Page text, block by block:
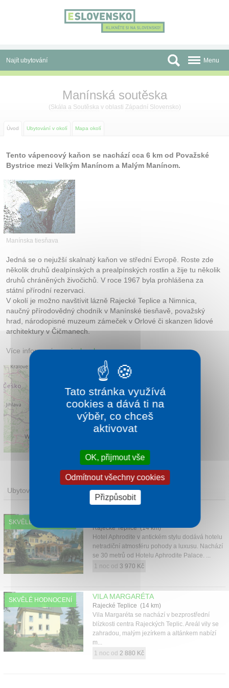
Najít ubytování
Slevy a Last Minute
Autobusové zájezdy
Před cestou
Atrakce
O nás
Kontakt
Menu
Manínská soutěska
(Skála a Soutěska v oblasti Západní Slovensko)
Úvod Ubytování v okolí Mapa okolí
Tento vápencový kaňon se nachází cca 6 km od Považské
Bystrice mezi Velkým Manínom a Malým Manínom.
Manínska tiesňava
Jedná se o nejužší skalnatý kaňon ve střední Evropě. Roste zde
několik druhů dealpínských a prealpínských rostlin a žije tu několik
druhů chráněných živočichů. V roce 1967 byla prohlášena za
státní přírodní rezervaci.
V okolí je možno navštívit lázně Rajecké Teplice a Nimnica,
naučný přírodovědný chodník v Manínské tiesňavě, považský
hrad, národopisné muzeum zámeček v Orlové či skanzen lidové
architektury v Čičmanech.
Více informací:maninska.sk
OpenStreetMapcontributors
Ubytování
SKVĚLÉ HODNOCENÍ
Rajecké Teplice (14 km)
Hotel Aphrodite v antickém stylu dodává hotelu
netradiční atmosféru pohody a luxusu. Nachází
se 30 metrů od Hotelu Aphrodite Palace. ...
1 noc od 3 970 Kč
SKVĚLÉ HODNOCENÍ VILA MARGARÉTA
Rajecké Teplice (14 km)
Vila Margaréta se nachází v bezprostřední
blízkosti centra Rajeckých Teplic. Areál vily se
zahradou, malým jezírkem a altánkem nabízí
m...
1 noc od 2 880 Kč
Tato stránka využívá
cookies a dává ti na
výběr, co chceš
aktivovat
OK, přijmout vše
Odmítnout všechny cookies
Přizpůsobit